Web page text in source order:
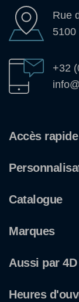
Rue
5100
+32
Accès rapide
Catalogue
Marques
Aussi par 4D
Heures